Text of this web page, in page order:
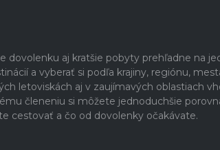
dovolenku aj kratšie pobyty prehľadne na
a vyberať si podľa krajiny, regiónu,
letoviskách aj v zaujímavých oblastiach
členeniu si môžete jednoduchšie
cestovať a čo od dovolenky očakávate.